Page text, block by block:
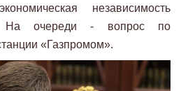
независимость
На очереди - вопрос по
«Газпромом».